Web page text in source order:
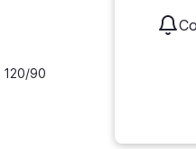
120/90